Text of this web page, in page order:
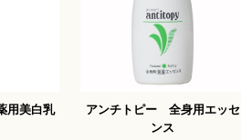
用美白乳
アンチトピー 全身用エッセ
ンス